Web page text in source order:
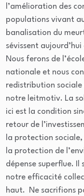
l’amélioration des
populations vivant
banalisation du
sévissent
Nous ferons de
nationale et nous
redistribution sociale
notre leitmotiv. La
ici est la condition
retour de
la protection
la protection de
dépense superflue. Il
notre efficacité
haut. Ne sacrifions